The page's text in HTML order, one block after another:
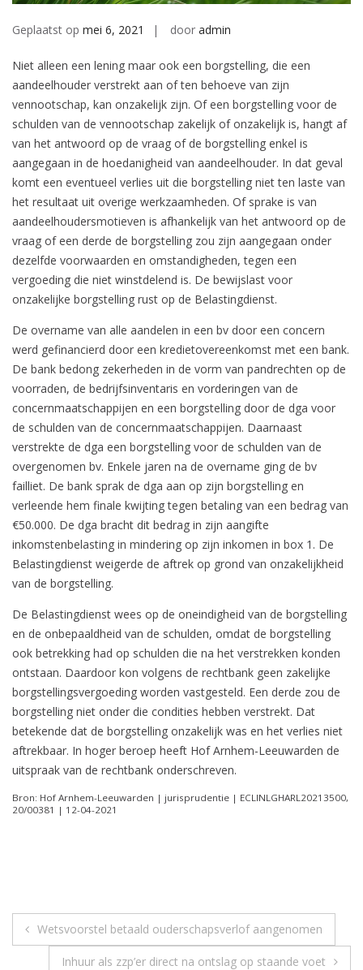
Geplaatst op mei 6, 2021 door admin
Niet alleen een lening maar ook een borgstelling, die een
aandeelhouder verstrekt aan of ten behoeve van zijn
vennootschap, kan onzakelijk zijn. Of een borgstelling voor de
schulden van de vennootschap zakelijk of onzakelijk is, hangt af
van het antwoord op de vraag of de borgstelling enkel is
aangegaan in de hoedanigheid van aandeelhouder. In dat geval
komt een eventueel verlies uit die borgstelling niet ten laste van
het resultaat uit overige werkzaamheden. Of sprake is van
aandeelhoudersmotieven is afhankelijk van het antwoord op de
vraag of een derde de borgstelling zou zijn aangegaan onder
dezelfde voorwaarden en omstandigheden, tegen een
vergoeding die niet winstdelend is. De bewijslast voor
onzakelijke borgstelling rust op de Belastingdienst.
De overname van alle aandelen in een bv door een concern
werd gefinancierd door een kredietovereenkomst met een bank.
De bank bedong zekerheden in de vorm van pandrechten op de
voorraden, de bedrijfsinventaris en vorderingen van de
concernmaatschappijen en een borgstelling door de dga voor
de schulden van de concernmaatschappijen. Daarnaast
verstrekte de dga een borgstelling voor de schulden van de
overgenomen bv. Enkele jaren na de overname ging de bv
failliet. De bank sprak de dga aan op zijn borgstelling en
verleende hem finale kwijting tegen betaling van een bedrag van
€50.000. De dga bracht dit bedrag in zijn aangifte
inkomstenbelasting in mindering op zijn inkomen in box 1. De
Belastingdienst weigerde de aftrek op grond van onzakelijkheid
van de borgstelling.
De Belastingdienst wees op de oneindigheid van de borgstelling
en de onbepaaldheid van de schulden, omdat de borgstelling
ook betrekking had op schulden die na het verstrekken konden
ontstaan. Daardoor kon volgens de rechtbank geen zakelijke
borgstellingsvergoeding worden vastgesteld. Een derde zou de
borgstelling niet onder die condities hebben verstrekt. Dat
betekende dat de borgstelling onzakelijk was en het verlies niet
aftrekbaar. In hoger beroep heeft Hof Arnhem-Leeuwarden de
uitspraak van de rechtbank onderschreven.
Bron: Hof Arnhem-Leeuwarden | jurisprudentie | ECLINLGHARL20213500,
20/00381 | 12-04-2021
Berichtnavigatie
Wetsvoorstel betaald ouderschapsverlof aangenomen
Inhuur als zzp’er direct na ontslag op staande voet